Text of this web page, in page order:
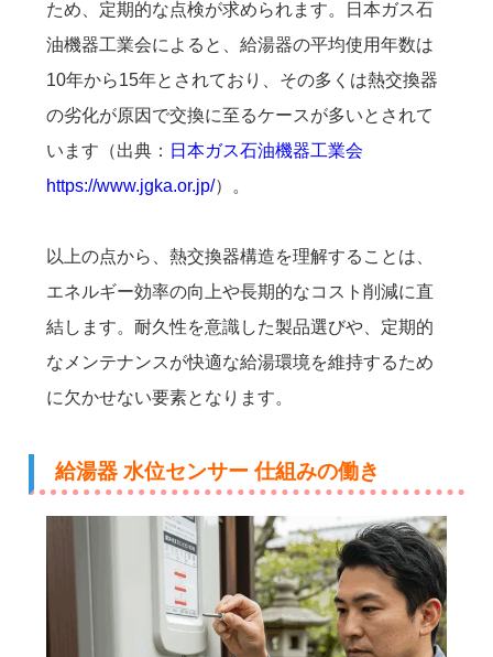
ため、定期的な点検が求められます。日本ガス石
油機器工業会によると、給湯器の平均使用年数は
10年から15年とされており、その多くは熱交換器
の劣化が原因で交換に至るケースが多いとされて
います（出典： 日本ガス石油機器工業会
https://www.jgka.or.jp/）。
以上の点から、熱交換器構造を理解することは、
エネルギー効率の向上や長期的なコスト削減に直
結します。耐久性を意識した製品選びや、定期的
なメンテナンスが快適な給湯環境を維持するため
に欠かせない要素となります。
給湯器 水位センサー 仕組みの働き